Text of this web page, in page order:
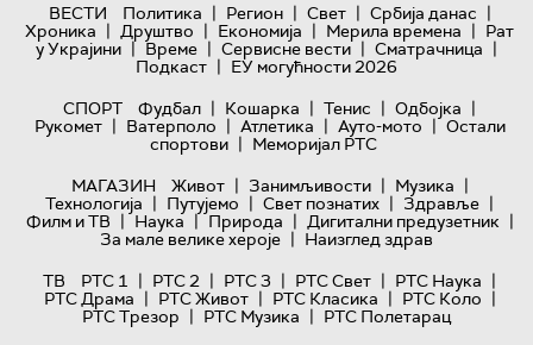
ВЕСТИ Политика | Регион | Свет | Србија данас |
Хроника | Друштво | Економија | Мерила времена | Рат
у Украјини | Време | Сервисне вести | Сматрачница |
Подкаст | ЕУ могућности 2026
СПОРТ
Фудбал | Кошарка | Тенис | Одбојка |
Рукомет | Ватерполо | Атлетика | Ауто-мото | Остали
спортови | Меморијал РТС
МАГАЗИН
Живот | Занимљивости | Музика |
Технологијa | Путујемо | Свет познатих | Здравље |
Филм и ТВ | Наука | Природа | Дигитални предузетник |
За мале велике хероје | Наизглед здрав
ТВ
РТС 1 | РТС 2 | РТС 3 | РТС Свет | РТС Наука |
РТС Драма | РТС Живот | РТС Класика | РТС Коло |
РТС Трезор | РТС Музика | РТС Полетарац